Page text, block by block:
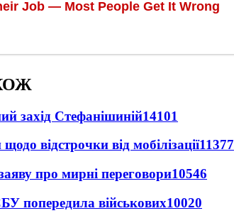
захід Стефанішиній14101
відстрочки від мобілізації11377
про мирні переговори10546
попередила військових10020